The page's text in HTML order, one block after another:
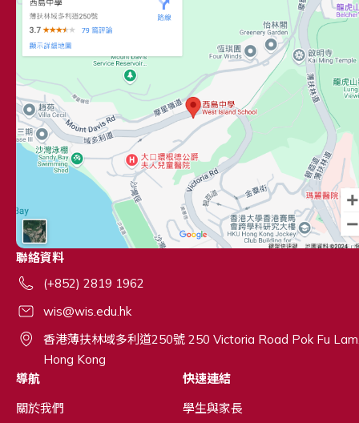
聯絡資料
(+852) 2819 1962
wis@wis.edu.hk
香港薄扶林域多利道250號 250 Victoria Road Pok Fu
Hong Kong
導航
關於我們
快速連結
學生與家長